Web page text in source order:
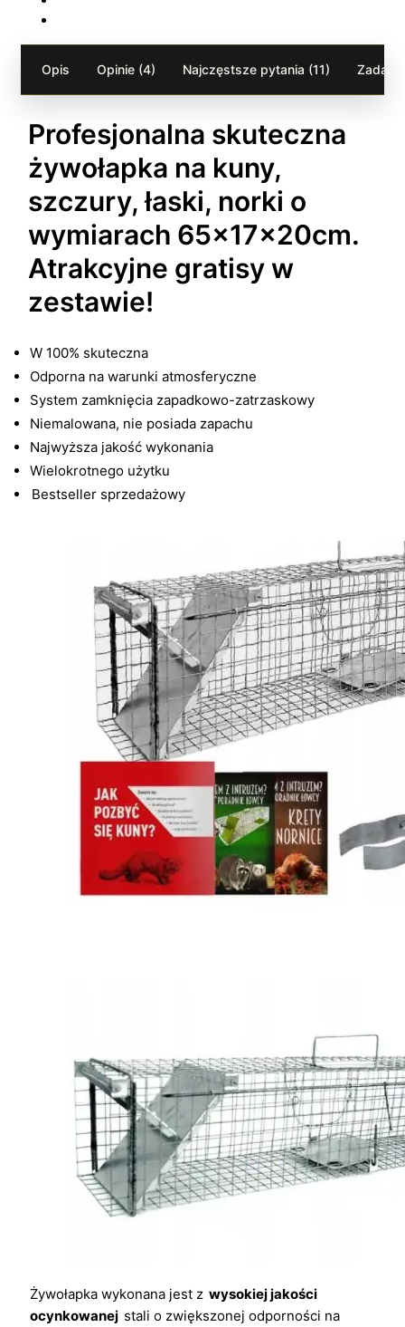
Opis Opinie (4) Najczęstsze pytania (11) Zadaj
Profesjonalna skuteczna
żywołapka na kuny,
szczury, łaski, norki o
wymiarach 65x17x20cm.
Atrakcyjne gratisy w
zestawie!
W 100% skuteczna
Odporna na warunki atmosferyczne
System zamknięcia zapadkowo-zatrzaskowy
Niemalowana, nie posiada zapachu
Najwyższa jakość wykonania
Wielokrotnego użytku
Bestseller sprzedażowy
Żywołapka wykonana jest z wysokiej jakości
ocynkowanej stali o zwiększonej odporności na